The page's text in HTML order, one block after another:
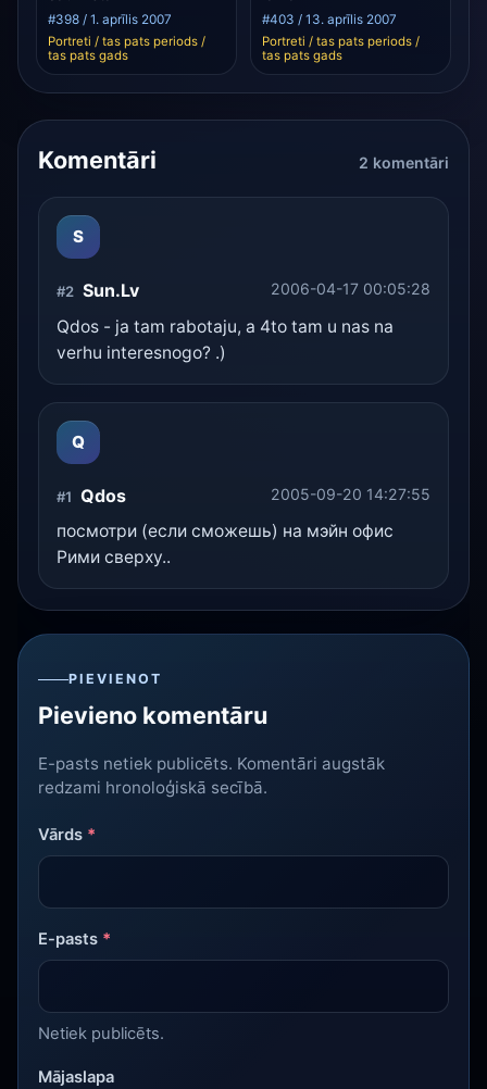
#398 / 1. aprīlis 2007
Portreti / tas pats periods /
tas pats gads
#403 / 13. aprīlis 2007
Portreti / tas pats periods /
tas pats gads
Komentāri 2 komentāri
S
#2 Sun.Lv 2006-04-17 00:05:28
Qdos - ja tam rabotaju, a 4to tam u nas na
verhu interesnogo? .)
Q
#1 Qdos 2005-09-20 14:27:55
посмотри (если сможешь) на мэйн офис
Рими сверху..
PIEVIENOT
Pievieno komentāru
E-pasts netiek publicēts. Komentāri augstāk
redzami hronoloģiskā secībā.
Vārds *
E-pasts *
Netiek publicēts.
Mājaslapa